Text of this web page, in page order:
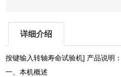
详细介绍
按键输入转轴寿命试验机] 产品说明：
一、本机概述